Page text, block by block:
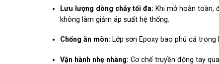
Lưu lượng dòng chảy tối đa: Khi mở hoàn toàn,
không làm giảm áp suất hệ thống.
Chống ăn mòn: Lớp sơn Epoxy bao phủ cả
Vận hành nhẹ nhàng: Cơ chế truyền động tay